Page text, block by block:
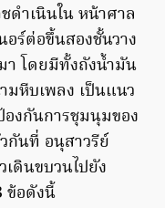
ำเนินใน หน้าศาล
ร์ต่อขึ้นสองชั้นวาง
า โดยมีทั้งถังน้ำมัน
มหีบเพลง เป็นแนว
องกันการชุมนุมของ
กันที่ อนุสาวรีย์
เดินขบวนไปยัง
ข้อดังนี้